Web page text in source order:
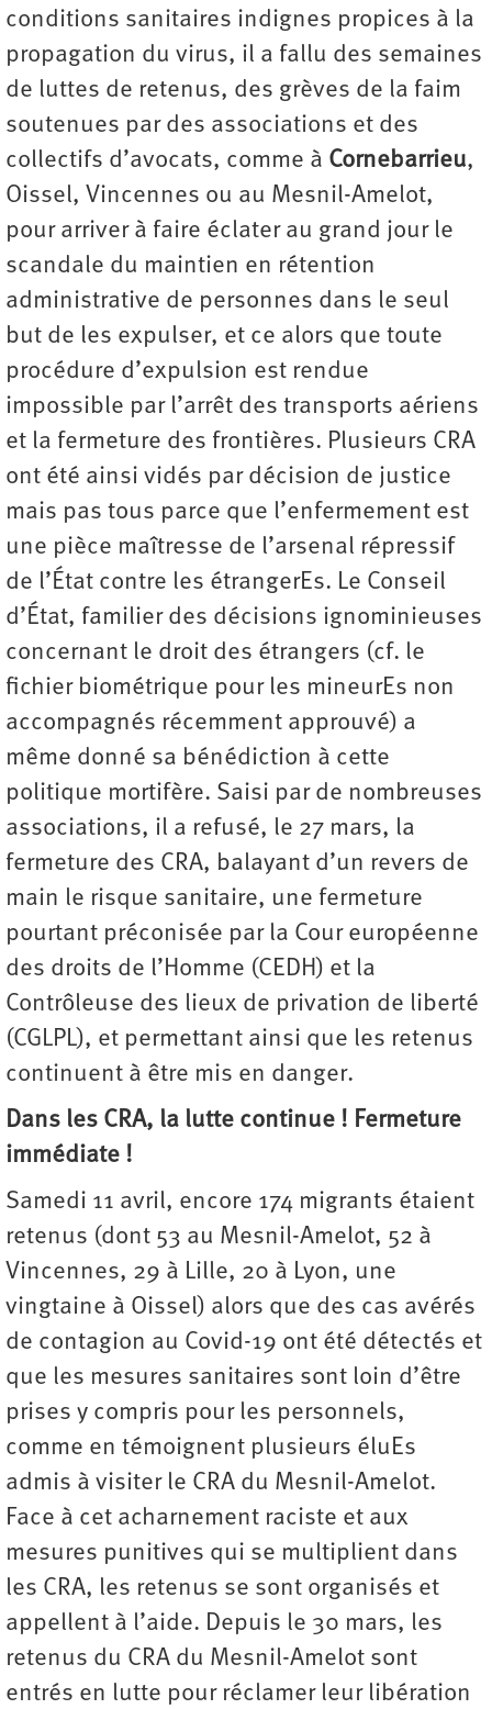
conditions sanitaires indignes propices à la
propagation du virus, il a fallu des semaines
de luttes de retenus, des grèves de la faim
soutenues par des associations et des
collectifs d’avocats, comme à Cornebarrieu,
Oissel, Vincennes ou au Mesnil-Amelot,
pour arriver à faire éclater au grand jour le
scandale du maintien en rétention
administrative de personnes dans le seul
but de les expulser, et ce alors que toute
procédure d’expulsion est rendue
impossible par l’arrêt des transports aériens
et la fermeture des frontières. Plusieurs CRA
ont été ainsi vidés par décision de justice
mais pas tous parce que l’enfermement est
une pièce maîtresse de l’arsenal répressif
de l’État contre les étrangerEs. Le Conseil
d’État, familier des décisions ignominieuses
concernant le droit des étrangers (cf. le
fichier biométrique pour les mineurEs non
accompagnés récemment approuvé) a
même donné sa bénédiction à cette
politique mortifère. Saisi par de nombreuses
associations, il a refusé, le 27 mars, la
fermeture des CRA, balayant d’un revers de
main le risque sanitaire, une fermeture
pourtant préconisée par la Cour européenne
des droits de l’Homme (CEDH) et la
Contrôleuse des lieux de privation de liberté
(CGLPL), et permettant ainsi que les retenus
continuent à être mis en danger.
Dans les CRA, la lutte continue ! Fermeture
immédiate !
Samedi 11 avril, encore 174 migrants étaient
retenus (dont 53 au Mesnil-Amelot, 52 à
Vincennes, 29 à Lille, 20 à Lyon, une
vingtaine à Oissel) alors que des cas avérés
de contagion au Covid-19 ont été détectés et
que les mesures sanitaires sont loin d’être
prises y compris pour les personnels,
comme en témoignent plusieurs éluEs
admis à visiter le CRA du Mesnil-Amelot.
Face à cet acharnement raciste et aux
mesures punitives qui se multiplient dans
les CRA, les retenus se sont organisés et
appellent à l’aide. Depuis le 30 mars, les
retenus du CRA du Mesnil-Amelot sont
entrés en lutte pour réclamer leur libération